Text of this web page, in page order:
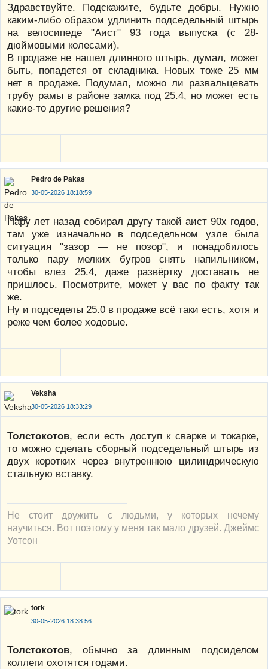
Здравствуйте. Подскажите, будьте добры. Нужно
каким-либо образом удлинить подседельный штырь
на велосипеде "Аист" 93 года выпуска (с 28-
дюймовыми колесами).
В продаже не нашел длинного штырь, думал, может
быть, попадется от складника. Новых тоже 25 мм
нет в продаже. Подумал, можно ли развальцевать
трубу рамы в районе замка под 25.4, но может есть
какие-то другие решения?
Pedro de Pakas
30-05-2026 18:18:59
Пару лет назад собирал другу такой аист 90х годов,
там уже изначально в подседельном узле была
ситуация "зазор — не позор", и понадобилось
только пару мелких бугров снять напильником,
чтобы влез 25.4, даже развёртку доставать не
пришлось. Посмотрите, может у вас по факту так
же.
Ну и подседелы 25.0 в продаже всё таки есть, хотя и
реже чем более ходовые.
Veksha
30-05-2026 18:33:29
Толстокотов, если есть доступ к сварке и токарке,
то можно сделать сборный подседельный штырь из
двух коротких через внутреннюю цилиндрическую
стальную вставку.
Не стоит дружить с людьми, у которых нечему
научиться. Вот поэтому у меня так мало друзей. Джеймс
Уотсон
tork
30-05-2026 18:38:56
Толстокотов, обычно за длинным подсиделом
коллеги охотятся годами.